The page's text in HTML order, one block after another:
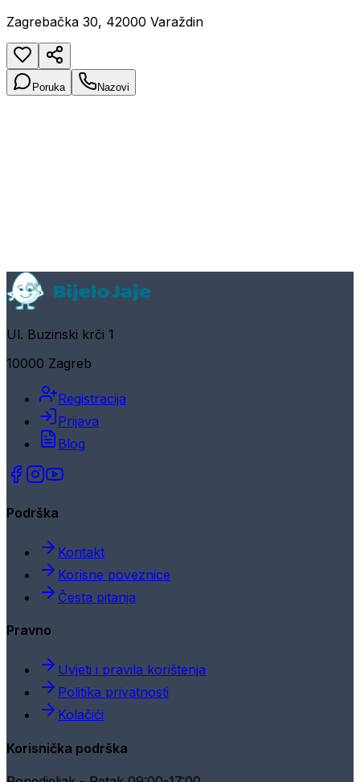
Zagrebačka 30, 42000 Varaždin
Poruka Nazovi
Ul. Buzinski krči 1
10000 Zagreb
Registracija
Prijava
Blog
Podrška
Kontakt
Korisne poveznice
Česta pitanja
Pravno
Uvjeti i pravila korištenja
Politika privatnosti
Kolačići
Korisnička podrška